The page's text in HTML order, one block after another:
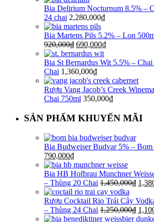
Bia Delirium Nocturnum 8.5% –
24 chai 2,280,000₫
Bia Martens Pils 5.2% – Lon
920,000₫ 690,000₫
Bia St Bernardus Wit 5.5% –
Chai 1,360,000₫
Rượu Vang Jacob’s Creek
Chai 750ml 350,000₫
SẢN PHẨM KHUYẾN MÃI
Bia Budweiser Budvar 5% –
790,000₫
Bia HB Hofbrau Munchner
– Thùng 20 Chai 1,450,000₫
Rượu Cocktail Rio Trái Cây
– Thùng 24 Chai 1,250,000₫